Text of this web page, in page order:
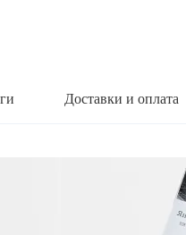
Доставки и оплата